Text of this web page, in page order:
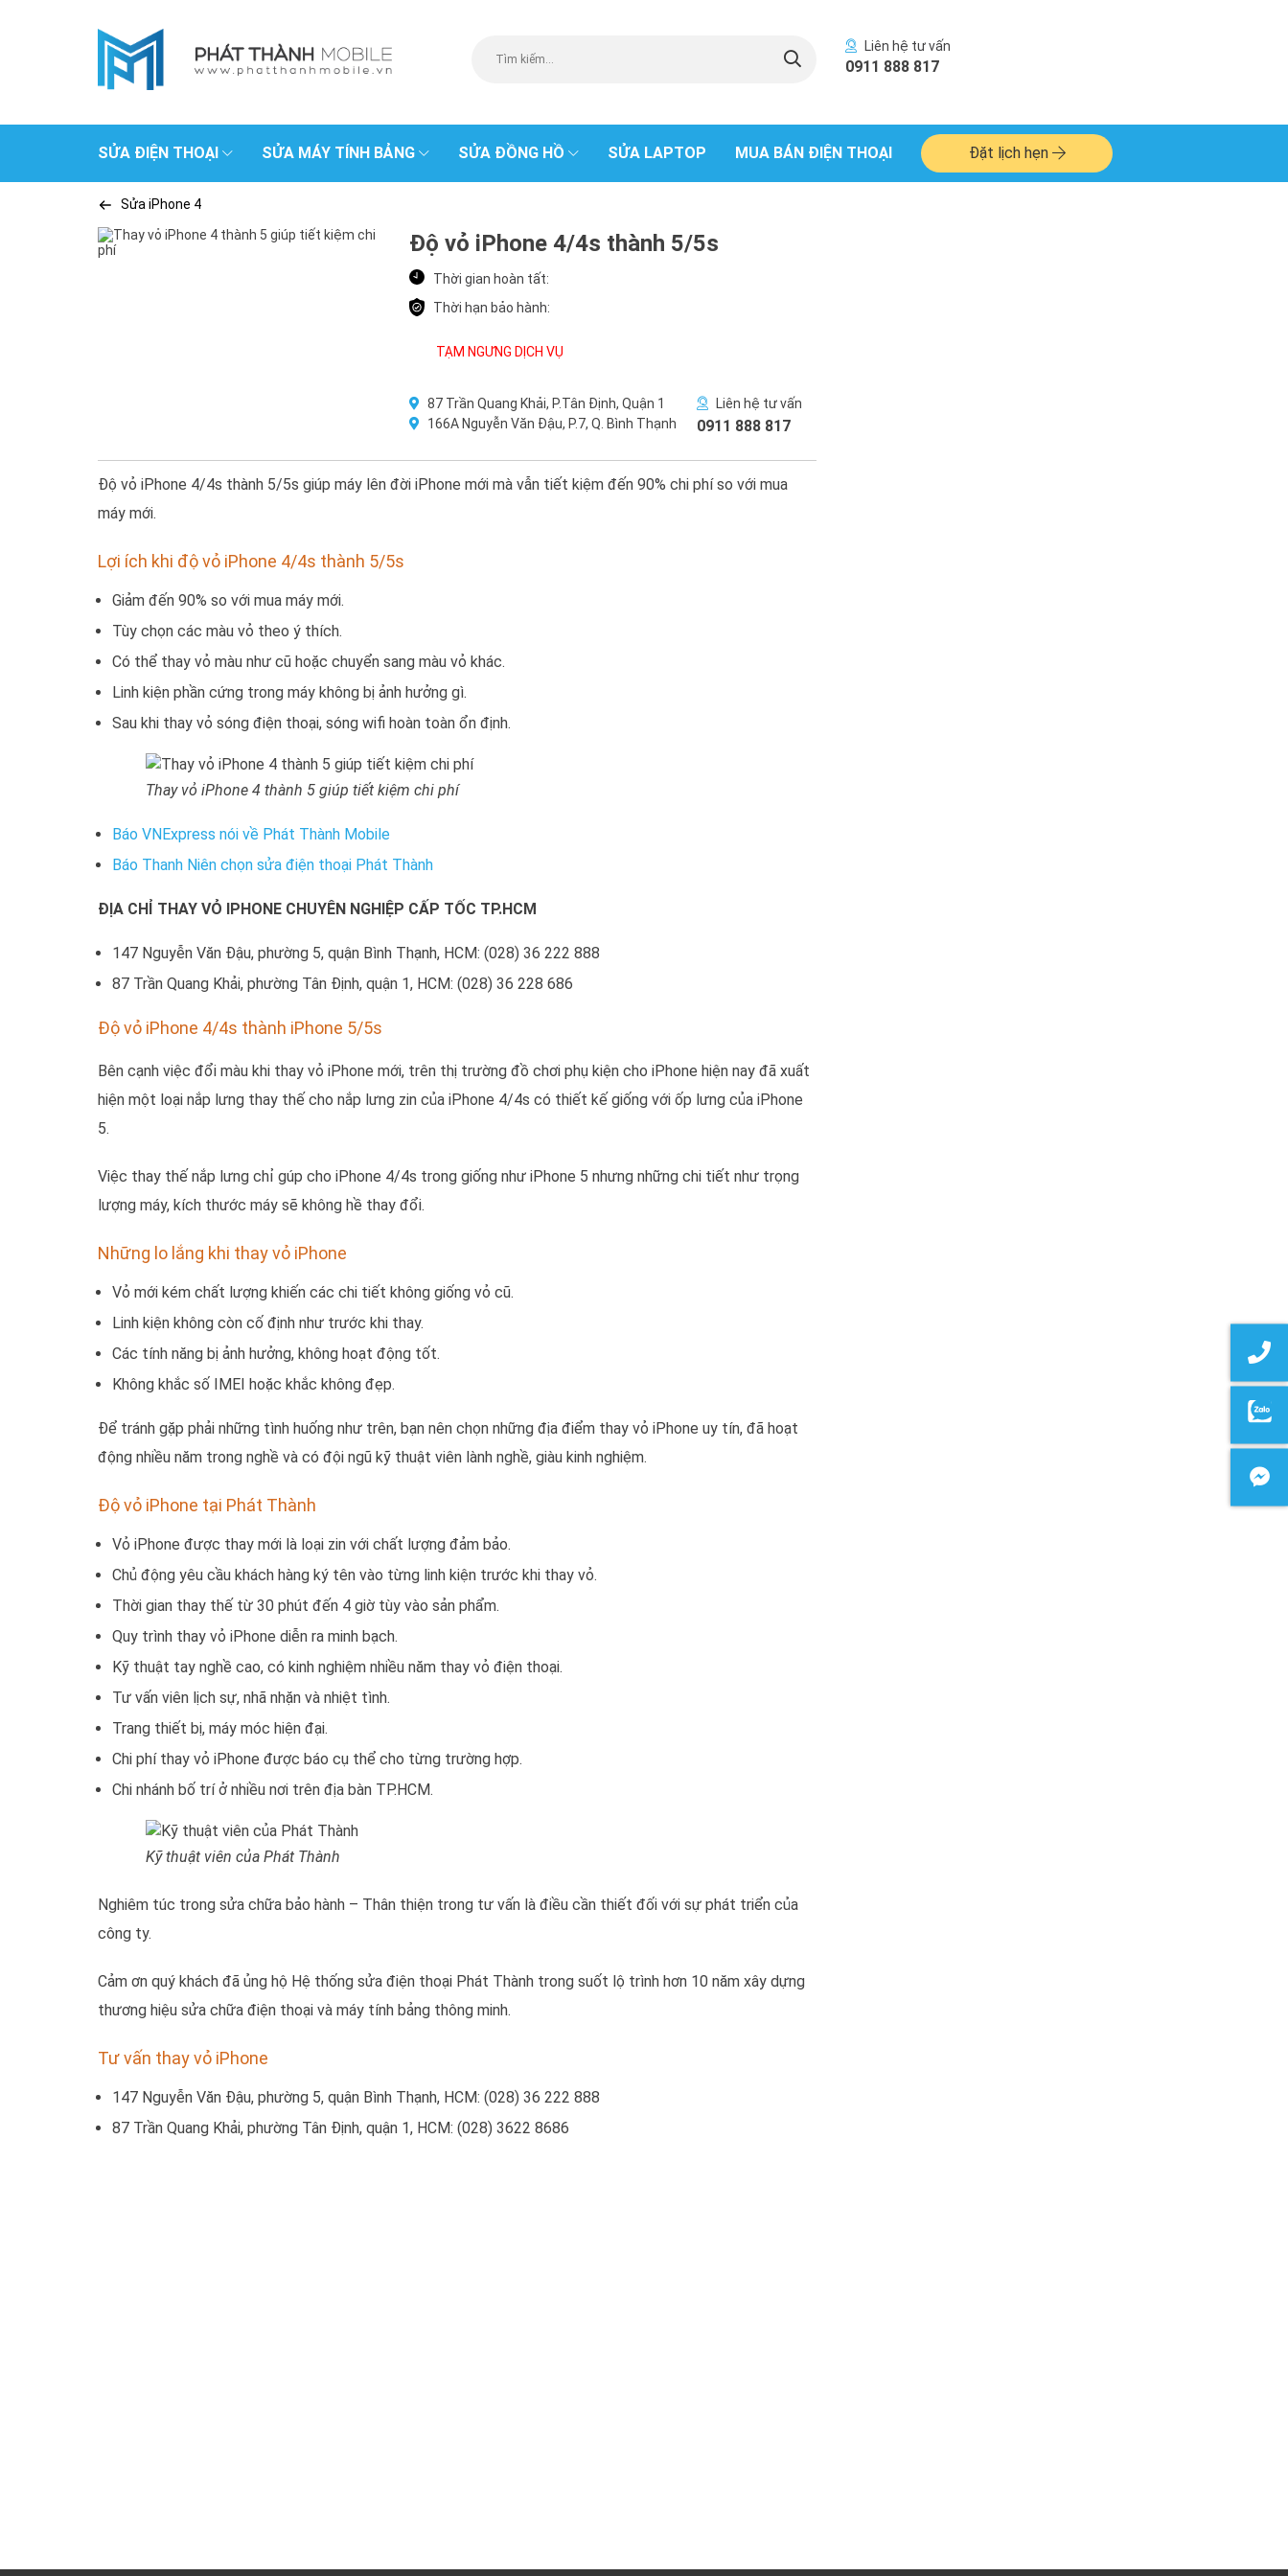
Liên hệ tư vấn
0911 888 817
SỬA ĐIỆN THOẠI SỬA MÁY TÍNH BẢNG SỬA ĐỒNG HỒ SỬA LAPTOP MUA BÁN ĐIỆN THOẠI Đặt lịch hẹn
Sửa iPhone 4
Độ vỏ iPhone 4/4s thành 5/5s
Thời gian hoàn tất:
Thời hạn bảo hành:
TẠM NGƯNG DỊCH VỤ
87 Trần Quang Khải, P.Tân Định, Quận 1
166A Nguyễn Văn Đậu, P.7, Q. Bình Thạnh
Liên hệ tư vấn
0911 888 817
Độ vỏ iPhone 4/4s thành 5/5s giúp máy lên đời iPhone mới mà vẫn tiết kiệm đến 90% chi phí so với mua
máy mới.
Lợi ích khi độ vỏ iPhone 4/4s thành 5/5s
Giảm đến 90% so với mua máy mới.
Tùy chọn các màu vỏ theo ý thích.
Có thể thay vỏ màu như cũ hoặc chuyển sang màu vỏ khác.
Linh kiện phần cứng trong máy không bị ảnh hưởng gì.
Sau khi thay vỏ sóng điện thoại, sóng wifi hoàn toàn ổn định.
Thay vỏ iPhone 4 thành 5 giúp tiết kiệm chi phí
Báo VNExpress nói về Phát Thành Mobile
Báo Thanh Niên chọn sửa điện thoại Phát Thành
ĐỊA CHỈ THAY VỎ IPHONE CHUYÊN NGHIỆP CẤP TỐC TP.HCM
147 Nguyễn Văn Đậu, phường 5, quận Bình Thạnh, HCM: (028) 36 222 888
87 Trần Quang Khải, phường Tân Định, quận 1, HCM: (028) 36 228 686
Độ vỏ iPhone 4/4s thành iPhone 5/5s
Bên cạnh việc đổi màu khi thay vỏ iPhone mới, trên thị trường đồ chơi phụ kiện cho iPhone hiện nay đã xuất
hiện một loại nắp lưng thay thế cho nắp lưng zin của iPhone 4/4s có thiết kế giống với ốp lưng của iPhone
5.
Việc thay thế nắp lưng chỉ gúp cho iPhone 4/4s trong giống như iPhone 5 nhưng những chi tiết như trọng
lượng máy, kích thước máy sẽ không hề thay đổi.
Những lo lắng khi thay vỏ iPhone
Vỏ mới kém chất lượng khiến các chi tiết không giống vỏ cũ.
Linh kiện không còn cố định như trước khi thay.
Các tính năng bị ảnh hưởng, không hoạt động tốt.
Không khắc số IMEI hoặc khắc không đẹp.
Để tránh gặp phải những tình huống như trên, bạn nên chọn những địa điểm thay vỏ iPhone uy tín, đã hoạt
động nhiều năm trong nghề và có đội ngũ kỹ thuật viên lành nghề, giàu kinh nghiệm.
Độ vỏ iPhone tại Phát Thành
Vỏ iPhone được thay mới là loại zin với chất lượng đảm bảo.
Chủ động yêu cầu khách hàng ký tên vào từng linh kiện trước khi thay vỏ.
Thời gian thay thế từ 30 phút đến 4 giờ tùy vào sản phẩm.
Quy trình thay vỏ iPhone diễn ra minh bạch.
Kỹ thuật tay nghề cao, có kinh nghiệm nhiều năm thay vỏ điện thoại.
Tư vấn viên lịch sự, nhã nhặn và nhiệt tình.
Trang thiết bị, máy móc hiện đại.
Chi phí thay vỏ iPhone được báo cụ thể cho từng trường hợp.
Chi nhánh bố trí ở nhiều nơi trên địa bàn TP.HCM.
Kỹ thuật viên của Phát Thành
Nghiêm túc trong sửa chữa bảo hành – Thân thiện trong tư vấn là điều cần thiết đối với sự phát triển của
công ty.
Cảm ơn quý khách đã ủng hộ Hệ thống sửa điện thoại Phát Thành trong suốt lộ trình hơn 10 năm xây dựng
thương hiệu sửa chữa điện thoại và máy tính bảng thông minh.
Tư vấn thay vỏ iPhone
147 Nguyễn Văn Đậu, phường 5, quận Bình Thạnh, HCM: (028) 36 222 888
87 Trần Quang Khải, phường Tân Định, quận 1, HCM: (028) 3622 8686